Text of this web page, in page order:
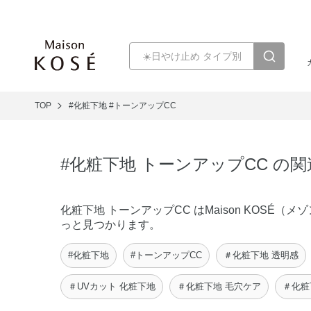
TOP #化粧下地 #トーンアップCC
#化粧下地 トーンアップCC の
化粧下地 トーンアップCC はMaison KOSÉ（メ
っと見つかります。
#化粧下地 #トーンアップCC ＃化粧下地 透明感
＃UVカット 化粧下地 ＃化粧下地 毛穴ケア ＃化